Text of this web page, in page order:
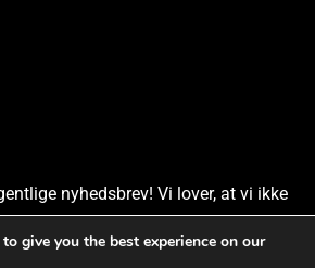
nyhedsbrev! Vi lover, at vi ikke
give you the best experience on our